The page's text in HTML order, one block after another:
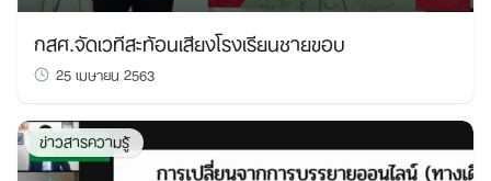
กสศ.จัดเวทีสะท้อนเสียงโรงเรียนชายขอบ
25 เมษายน 2563
ข่าวสารความรู้